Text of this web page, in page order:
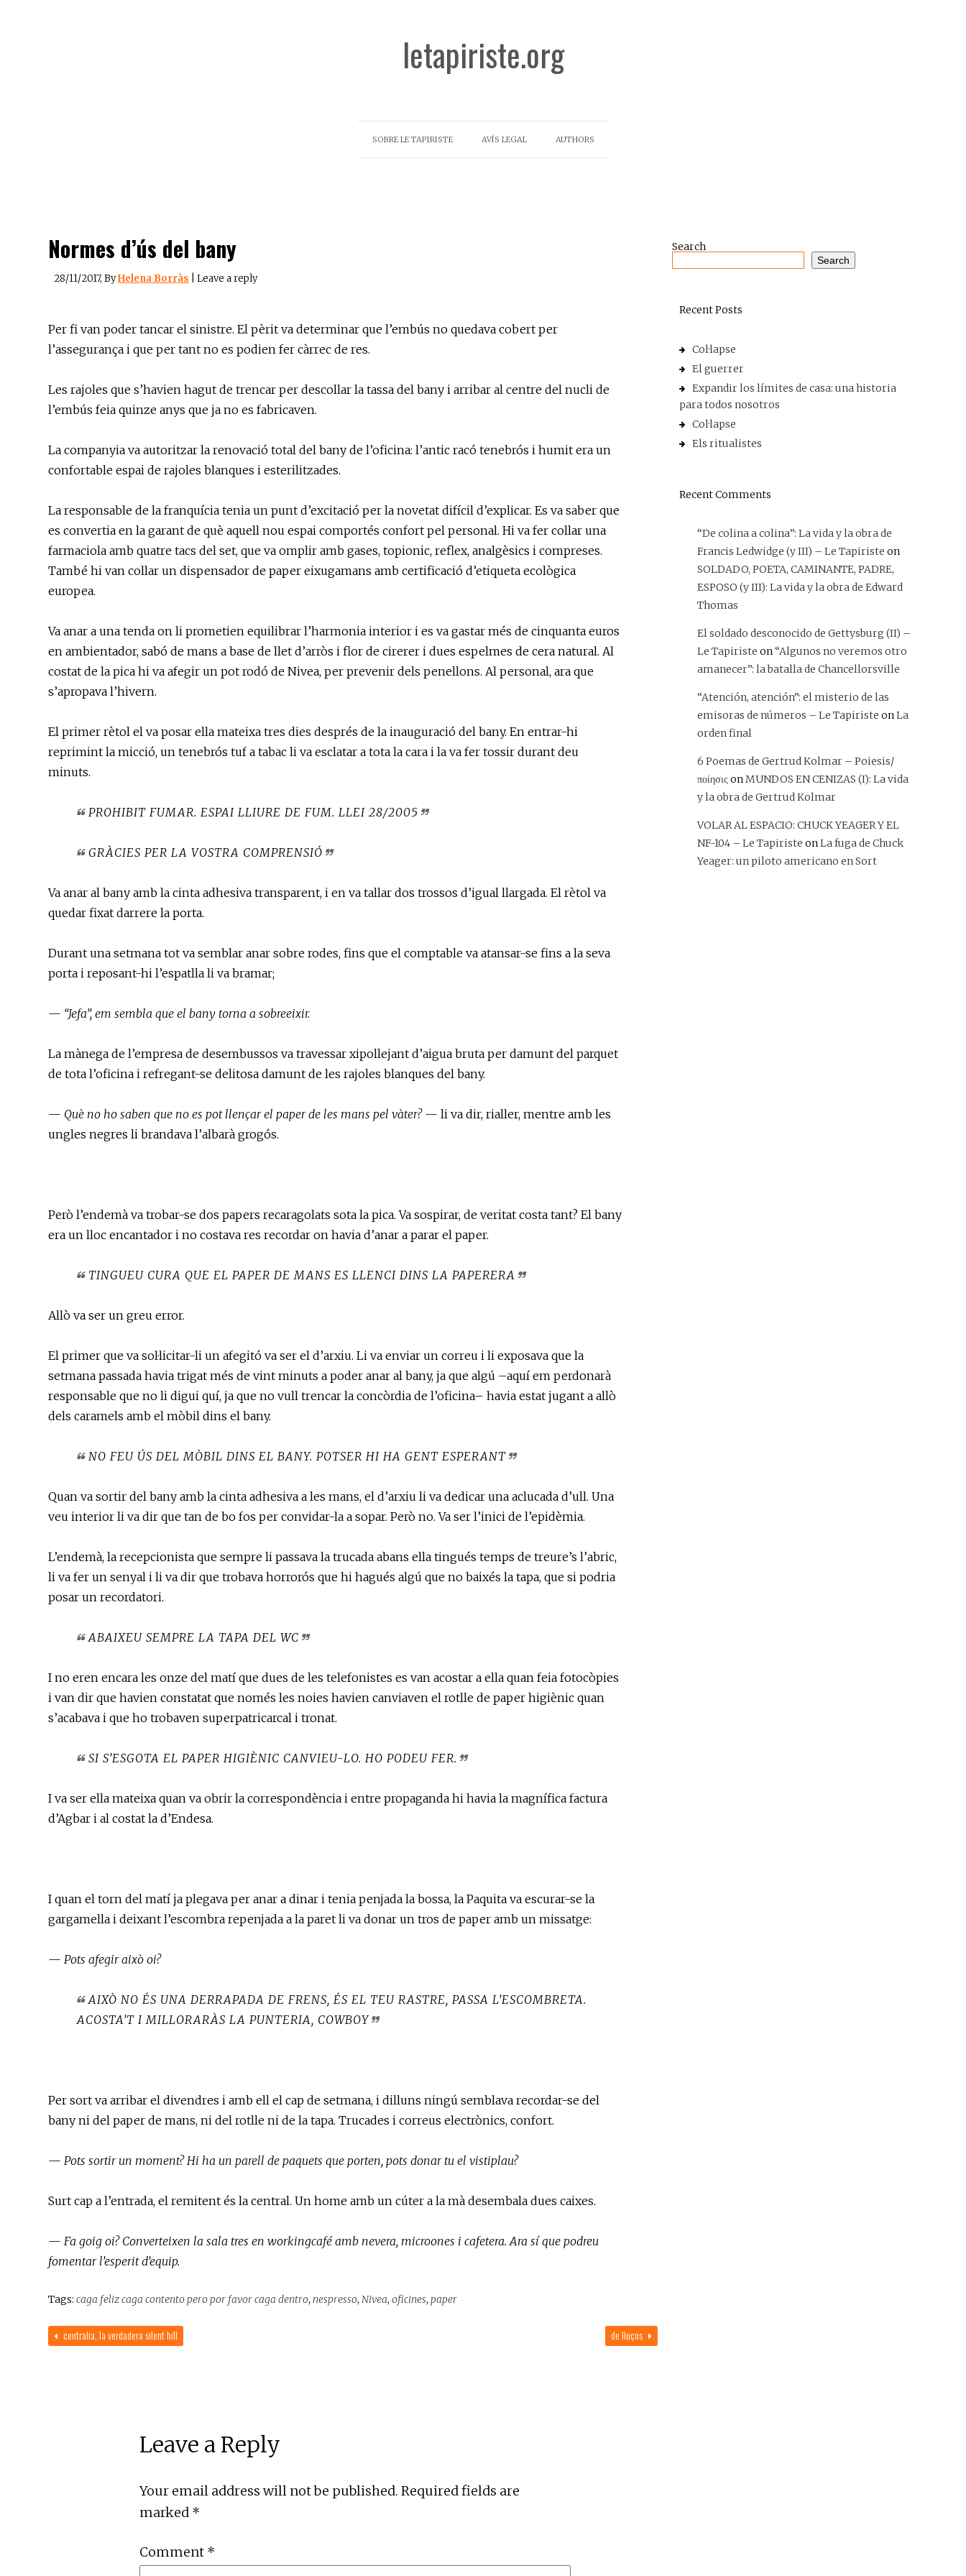
letapiriste.org
SOBRE LE TAPIRISTE AVÍS LEGAL AUTHORS
Normes d’ús del bany
28/11/2017, ByHelena Borràs Leave a reply
Per fi van poder tancar el sinistre. El pèrit va determinar que l’embús no quedava cobert per
l’assegurança i que per tant no es podien fer càrrec de res.
Les rajoles que s’havien hagut de trencar per descollar la tassa del bany i arribar al centre del nucli de
l’embús feia quinze anys que ja no es fabricaven.
La companyia va autoritzar la renovació total del bany de l’oficina: l’antic racó tenebrós i humit era un
confortable espai de rajoles blanques i esterilitzades.
La responsable de la franquícia tenia un punt d’excitació per la novetat difícil d’explicar. Es va saber que
es convertia en la garant de què aquell nou espai comportés confort pel personal. Hi va fer collar una
farmaciola amb quatre tacs del set, que va omplir amb gases, topionic, reflex, analgèsics i compreses.
També hi van collar un dispensador de paper eixugamans amb certificació d’etiqueta ecològica
europea.
Va anar a una tenda on li prometien equilibrar l’harmonia interior i es va gastar més de cinquanta euros
en ambientador, sabó de mans a base de llet d’arròs i flor de cirerer i dues espelmes de cera natural. Al
costat de la pica hi va afegir un pot rodó de Nivea, per prevenir dels penellons. Al personal, ara que
s’apropava l’hivern.
El primer rètol el va posar ella mateixa tres dies després de la inauguració del bany. En entrar-hi
reprimint la micció, un tenebrós tuf a tabac li va esclatar a tota la cara i la va fer tossir durant deu
minuts.
PROHIBIT FUMAR. ESPAI LLIURE DE FUM. LLEI 28/2005
GRÀCIES PER LA VOSTRA COMPRENSIÓ
Va anar al bany amb la cinta adhesiva transparent, i en va tallar dos trossos d’igual llargada. El rètol va
quedar fixat darrere la porta.
Durant una setmana tot va semblar anar sobre rodes, fins que el comptable va atansar-se fins a la seva
porta i reposant-hi l’espatlla li va bramar;
— “Jefa”, em sembla que el bany torna a sobreeixir.
La mànega de l’empresa de desembussos va travessar xipollejant d’aigua bruta per damunt del parquet
de tota l’oficina i refregant-se delitosa damunt de les rajoles blanques del bany.
— Què no ho saben que no es pot llençar el paper de les mans pel vàter?— li va dir, rialler, mentre amb les
ungles negres li brandava l’albarà grogós.
Però l’endemà va trobar-se dos papers recaragolats sota la pica. Va sospirar, de veritat costa tant? El bany
era un lloc encantador i no costava res recordar on havia d’anar a parar el paper.
TINGUEU CURA QUE EL PAPER DE MANS ES LLENCI DINS LA PAPERERA
Allò va ser un greu error.
El primer que va sol·licitar-li un afegitó va ser el d’arxiu. Li va enviar un correu i li exposava que la
setmana passada havia trigat més de vint minuts a poder anar al bany, ja que algú –aquí em perdonarà
responsable que no li digui quí, ja que no vull trencar la concòrdia de l’oficina– havia estat jugant a allò
dels caramels amb el mòbil dins el bany.
NO FEU ÚS DEL MÒBIL DINS EL BANY. POTSER HI HA GENT ESPERANT
Quan va sortir del bany amb la cinta adhesiva a les mans, el d’arxiu li va dedicar una aclucada d’ull. Una
veu interior li va dir que tan de bo fos per convidar-la a sopar. Però no. Va ser l’inici de l’epidèmia.
L’endemà, la recepcionista que sempre li passava la trucada abans ella tingués temps de treure’s l’abric,
li va fer un senyal i li va dir que trobava horrorós que hi hagués algú que no baixés la tapa, que si podria
posar un recordatori.
ABAIXEU SEMPRE LA TAPA DEL WC
I no eren encara les onze del matí que dues de les telefonistes es van acostar a ella quan feia fotocòpies
i van dir que havien constatat que només les noies havien canviaven el rotlle de paper higiènic quan
s’acabava i que ho trobaven superpatricarcal i tronat.
SI S’ESGOTA EL PAPER HIGIÈNIC CANVIEU-LO. HO PODEU FER.
I va ser ella mateixa quan va obrir la correspondència i entre propaganda hi havia la magnífica factura
d’Agbar i al costat la d’Endesa.
I quan el torn del matí ja plegava per anar a dinar i tenia penjada la bossa, la Paquita va escurar-se la
gargamella i deixant l’escombra repenjada a la paret li va donar un tros de paper amb un missatge:
— Pots afegir això oi?
AIXÒ NO ÉS UNA DERRAPADA DE FRENS, ÉS EL TEU RASTRE, PASSA L’ESCOMBRETA.
ACOSTA’T I MILLORARÀS LA PUNTERIA, COWBOY
Per sort va arribar el divendres i amb ell el cap de setmana, i dilluns ningú semblava recordar-se del
bany ni del paper de mans, ni del rotlle ni de la tapa. Trucades i correus electrònics, confort.
— Pots sortir un moment? Hi ha un parell de paquets que porten, pots donar tu el vistiplau?
Surt cap a l’entrada, el remitent és la central. Un home amb un cúter a la mà desembala dues caixes.
— Fa goig oi? Converteixen la sala tres en workingcafé amb nevera, microones i cafetera. Ara sí que podreu
fomentar l’esperit d’equip.
Tags: caga feliz caga contento pero por favor caga dentro, nespresso, Nivea, oficines, paper
de lluços
centralia, la verdadera silent hill
Leave a Reply
Your email address will not be published. Required fields are
marked *
Comment *
Search
Search
Recent Posts
Col·lapse
El guerrer
Expandir los límites de casa: una historia
para todos nosotros
Col·lapse
Els ritualistes
Recent Comments
“De colina a colina”: La vida y la obra de
Francis Ledwidge (y III) – Le Tapiriste on
SOLDADO, POETA, CAMINANTE, PADRE,
ESPOSO (y III): La vida y la obra de Edward
Thomas
El soldado desconocido de Gettysburg (II) –
Le Tapiriste on“Algunos no veremos otro
amanecer”: la batalla de Chancellorsville
“Atención, atención”: el misterio de las
emisoras de números – Le Tapiriste onLa
orden final
6 Poemas de Gertrud Kolmar – Poiesis/
ποίησις onMUNDOS EN CENIZAS (I): La vida
y la obra de Gertrud Kolmar
VOLAR AL ESPACIO: CHUCK YEAGER Y EL
NF-104 – Le Tapiriste onLa fuga de Chuck
Yeager: un piloto americano en Sort